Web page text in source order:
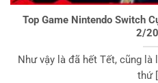
Top Game Nintendo Switch
2/
Như vậy là đã hết Tết, cũng
thứ